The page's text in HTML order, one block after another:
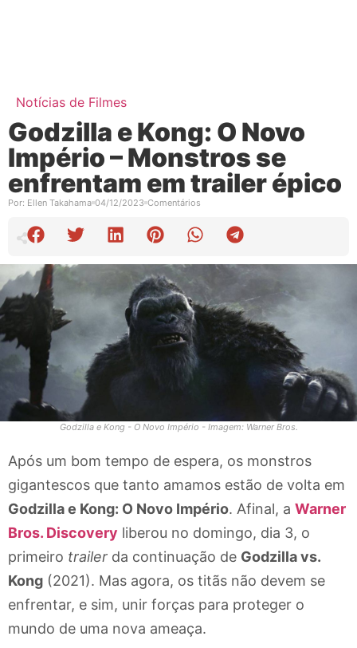
Notícias de Filmes
Godzilla e Kong: O Novo
Império – Monstros se
enfrentam em trailer épico
Por: Ellen Takahama 04/12/2023 Comentários
Godzilla e Kong - O Novo Império - Imagem: Warner Bros.
Após um bom tempo de espera, os monstros
gigantescos que tanto amamos estão de volta em
Godzilla e Kong: O Novo Império. Afinal, a Warner
Bros. Discovery liberou no domingo, dia 3, o
primeiro trailer da continuação de Godzilla vs.
Kong (2021). Mas agora, os titãs não devem se
enfrentar, e sim, unir forças para proteger o
mundo de uma nova ameaça.